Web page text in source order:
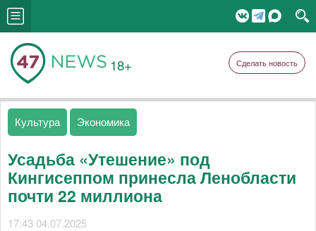
18+ Сделать новость
Культура Экономика
Усадьба «Утешение» под
Кингисеппом принесла Ленобласти
почти 22 миллиона
17:43 04.07.2025